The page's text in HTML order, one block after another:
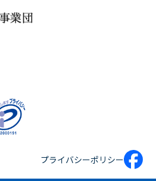
プライバシーポリシー